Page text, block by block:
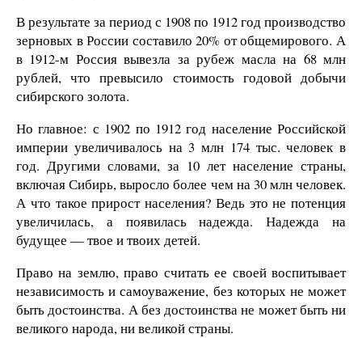
В результате за период с 1908 по 1912 год производство
зерновых в России составило 20% от общемирового. А
в 1912-м Россия вывезла за рубеж масла на 68 млн
рублей, что превысило стоимость годовой добычи
сибирского золота.
Но главное: с 1902 по 1912 год население Российской
империи увеличивалось на 3 млн 174 тыс. человек в
год. Другими словами, за 10 лет население страны,
включая Сибирь, выросло более чем на 30 млн человек.
А что такое прирост населения? Ведь это не потенция
увеличилась, а появилась надежда. Надежда на
будущее — твое и твоих детей.
Право на землю, право считать ее своей воспитывает
независимость и самоуважение, без которых не может
быть достоинства. А без достоинства не может быть ни
великого народа, ни великой страны.